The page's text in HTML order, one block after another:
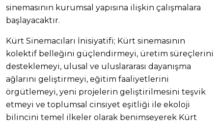
sinemasının kurumsal yapısına ilişkin çalışmalara
başlayacaktır.
Kürt Sinemacıları İnisiyatifi; Kürt sinemasının
kolektif belleğini güçlendirmeyi, üretim süreçlerini
desteklemeyi, ulusal ve uluslararası dayanışma
ağlarını geliştirmeyi, eğitim faaliyetlerini
örgütlemeyi, yeni projelerin geliştirilmesini teşvik
etmeyi ve toplumsal cinsiyet eşitliği ile ekoloji
bilincini temel ilkeler olarak benimseyerek Kürt